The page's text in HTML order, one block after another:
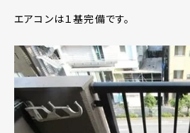
エアコンは１基完備です。